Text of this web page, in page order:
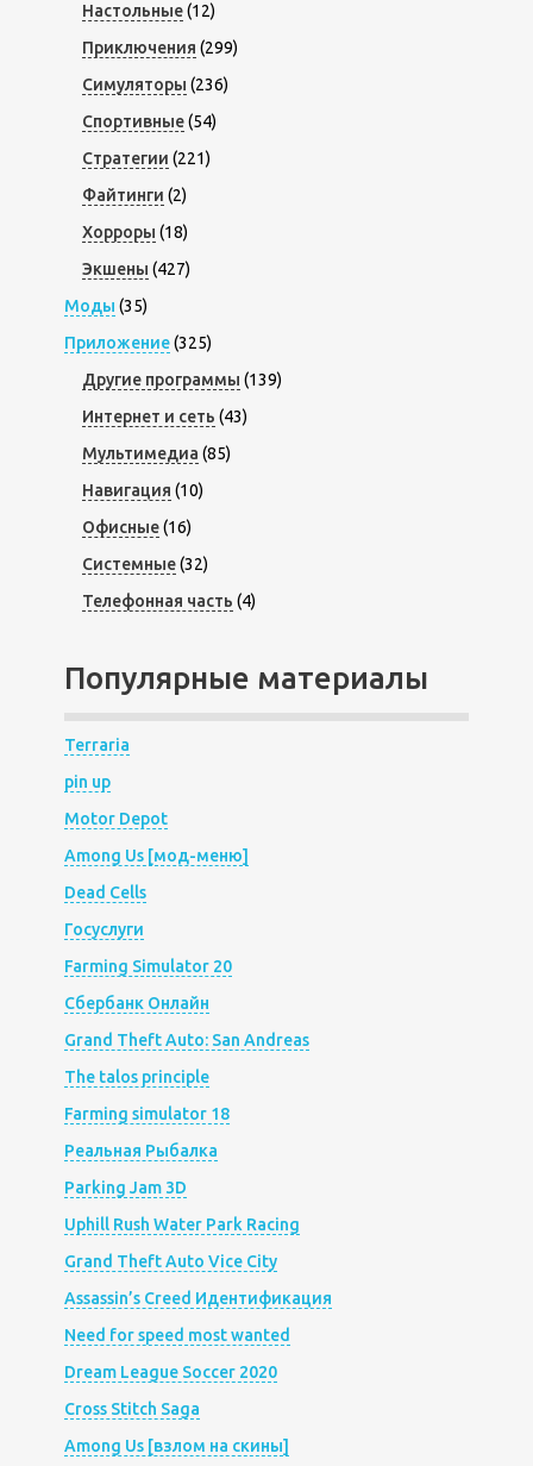
Настольные(12)
Приключения (299)
Симуляторы (236)
Спортивные(54)
Стратегии (221)
Файтинги (2)
Хорроры (18)
Экшены (427)
Моды (35)
Приложение(325)
Другие программы (139)
Интернет и сеть (43)
Мультимедиа (85)
Навигация (10)
Офисные(16)
Системные(32)
Телефонная часть (4)
Популярные материалы
Terraria
pin up
Motor Depot
Among Us [мод-меню]
Dead Cells
Госуслуги
Farming Simulator 20
Сбербанк Онлайн
Grand Theft Auto: San Andreas
The talos principle
Farming simulator 18
Реальная Рыбалка
Parking Jam 3D
Uphill Rush Water Park Racing
Grand Theft Auto Vice City
Assassin’s Creed Идентификация
Need for speed most wanted
Dream League Soccer 2020
Cross Stitch Saga
Among Us [взлом на скины]